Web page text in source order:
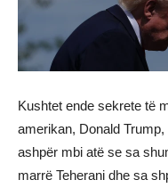
Kushtet ende sekrete të
amerikan, Donald
ashpër mbi atë se sa
marrë Teherani dhe sa